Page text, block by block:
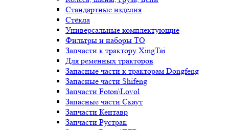
Стандартные изделия
Стёкла
Универсальные комплектующие
Фильтры и наборы ТО
Запчасти к трактору XingTai
Для ременных тракторов
Запасные части к тракторам Dongfeng
Запасные части Shifeng
Запчасти Foton\Lovol
Запасные части Скаут
Запчасти Кентавр
Запчасти Рустрак